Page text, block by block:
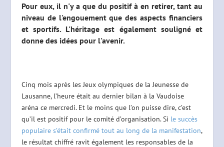
Pour eux, il n'y a que du positif à en retirer, tant au
niveau de l'engouement que des aspects financiers
et sportifs. L'héritage est également souligné et
donne des idées pour l'avenir.
Cinq mois après les Jeux olympiques de la Jeunesse de
Lausanne, l’heure était au dernier bilan à la Vaudoise
aréna ce mercredi. Et le moins que l’on puisse dire, c’est
qu’il est positif pour le comité d’organisation. Si le succès
populaire s’était confirmé tout au long de la manifestation,
le résultat chiffré ravit également les responsables de la